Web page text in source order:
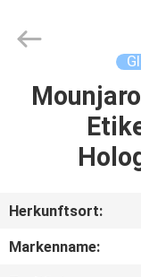
HAUS
PRODUKTE
ÜBER
UNS
Herkunftsort:
Markenname: